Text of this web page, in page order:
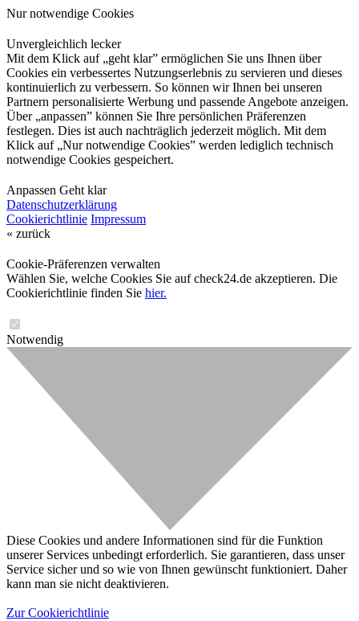
Nur notwendige Cookies
Unvergleichlich lecker
Mit dem Klick auf „geht klar” ermöglichen Sie uns Ihnen über
Cookies ein verbessertes Nutzungserlebnis zu servieren und dieses
kontinuierlich zu verbessern. So können wir Ihnen bei unseren
Partnern personalisierte Werbung und passende Angebote anzeigen.
Über „anpassen” können Sie Ihre persönlichen Präferenzen
festlegen. Dies ist auch nachträglich jederzeit möglich. Mit dem
Klick auf „Nur notwendige Cookies” werden lediglich technisch
notwendige Cookies gespeichert.
Anpassen Geht klar
Datenschutzerklärung
Cookierichtlinie Impressum
« zurück
Cookie-Präferenzen verwalten
Wählen Sie, welche Cookies Sie auf check24.de akzeptieren. Die
Cookierichtlinie finden Sie hier.
Notwendig
Diese Cookies und andere Informationen sind für die Funktion
unserer Services unbedingt erforderlich. Sie garantieren, dass unser
Service sicher und so wie von Ihnen gewünscht funktioniert. Daher
kann man sie nicht deaktivieren.
Zur Cookierichtlinie